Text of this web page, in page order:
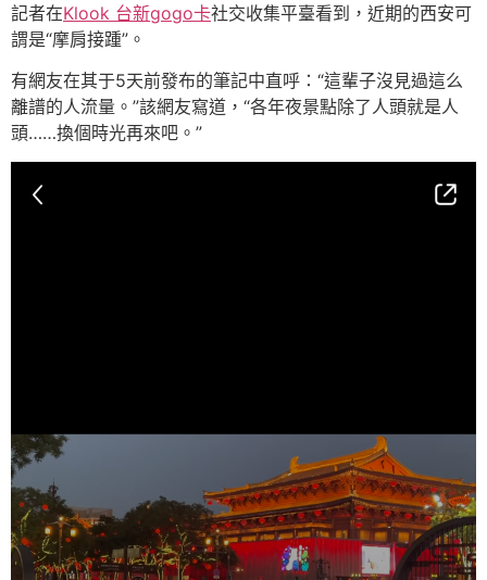
記者在Klook 台新gogo卡社交收集平臺看到，近期的西安可
謂是“摩肩接踵”。
有網友在其于5天前發布的筆記中直呼：“這輩子沒見過這么
離譜的人流量。”該網友寫道，“各年夜景點除了人頭就是人
頭……換個時光再來吧。”